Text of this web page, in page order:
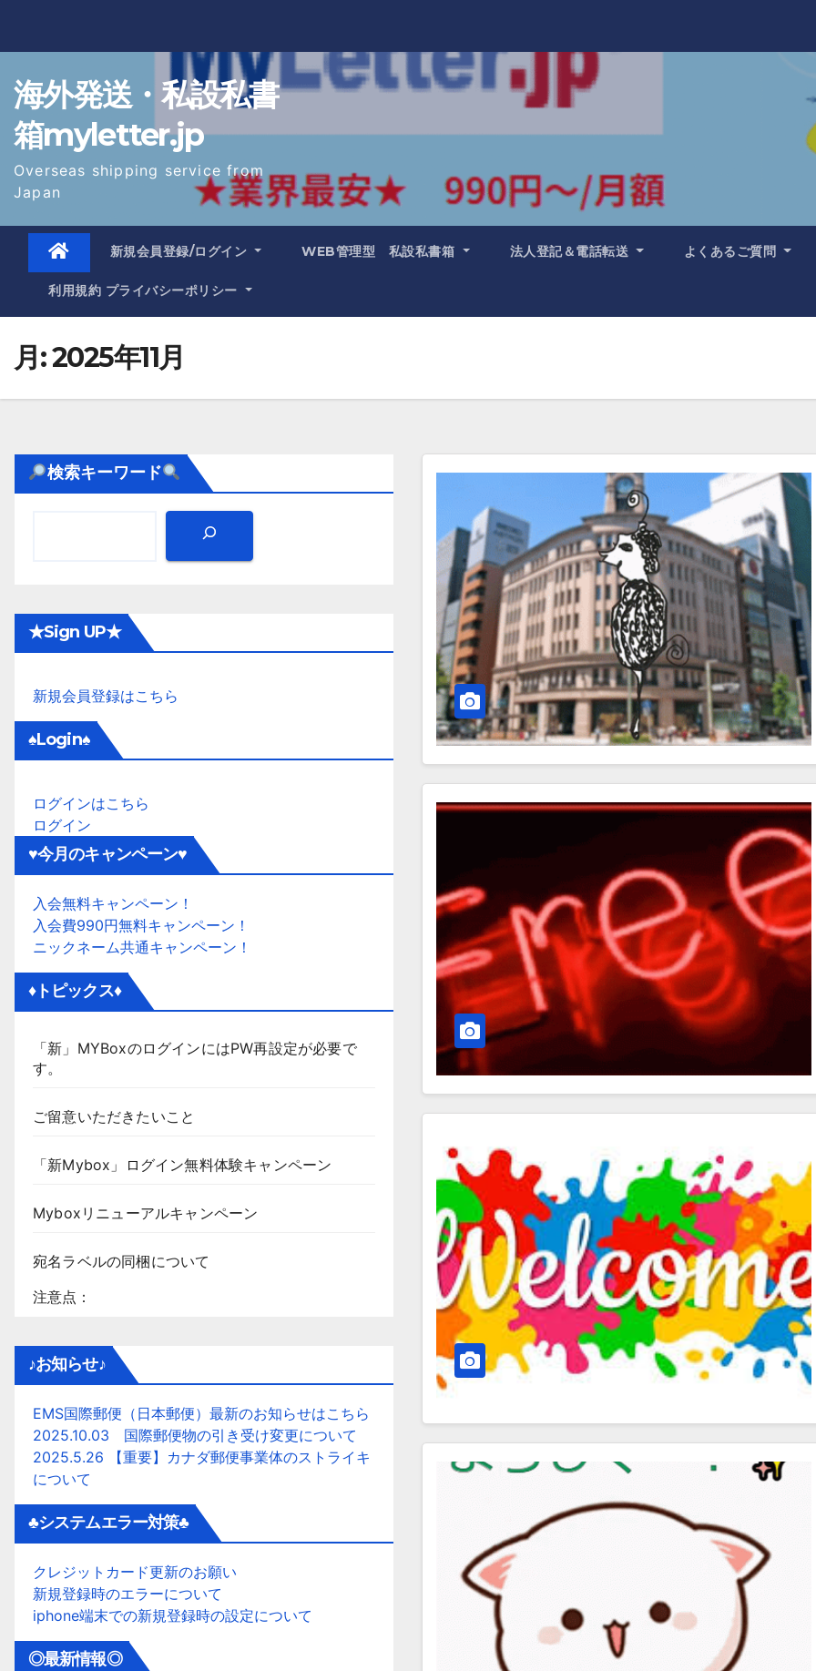
content
海外発送・私設私書
箱myletter.jp
Overseas shipping service from
Japan
新規会員登録/ログイン WEB管理型 私設私書箱 法人登記＆電話転送 よくあるご質問
利用規約 プライバシーポリシー
月:2025年11月
検索キーワード
★Sign UP★
新規会員登録はこちら
♠Login♠
ログインはこちら
ログイン
♥今月のキャンペーン♥
入会無料キャンペーン！
入会費990円無料キャンペーン！
ニックネーム共通キャンペーン！
♦トピックス♦
「新」MYBoxのログインにはPW再設定が必要で
す。
ご留意いただきたいこと
「新Mybox」ログイン無料体験キャンペーン
Myboxリニューアルキャンペーン
宛名ラベルの同梱について
注意点：
♪お知らせ♪
EMS国際郵便（日本郵便）最新のお知らせはこちら
2025.10.03 国際郵便物の引き受け変更について
2025.5.26 【重要】カナダ郵便事業体のストライキ
について
♣システムエラー対策♣
クレジットカード更新のお願い
新規登録時のエラーについて
iphone端末での新規登録時の設定について
◎最新情報◎